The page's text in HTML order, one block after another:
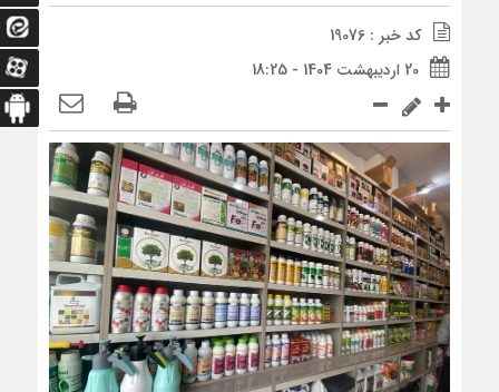
کد خبر : 19076
20 اردیبهشت 1404 - 18:25